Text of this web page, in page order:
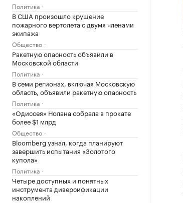
Политика
В США произошло крушение
пожарного вертолета с двумя членами
экипажа
Общество
Ракетную опасность объявили в
Московской области
Политика
В семи регионах, включая Московскую
область, объявили ракетную опасность
Политика
«Одиссея» Нолана собрала в прокате
более $1 млрд
Общество
Bloomberg узнал, когда планируют
завершить испытания «Золотого
купола»
Политика
Четыре доступных и понятных
инструмента диверсификации
накоплений